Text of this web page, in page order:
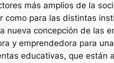
más amplios de la
como para las distintas
nueva concepción de las
y emprendedora para
educativas, que